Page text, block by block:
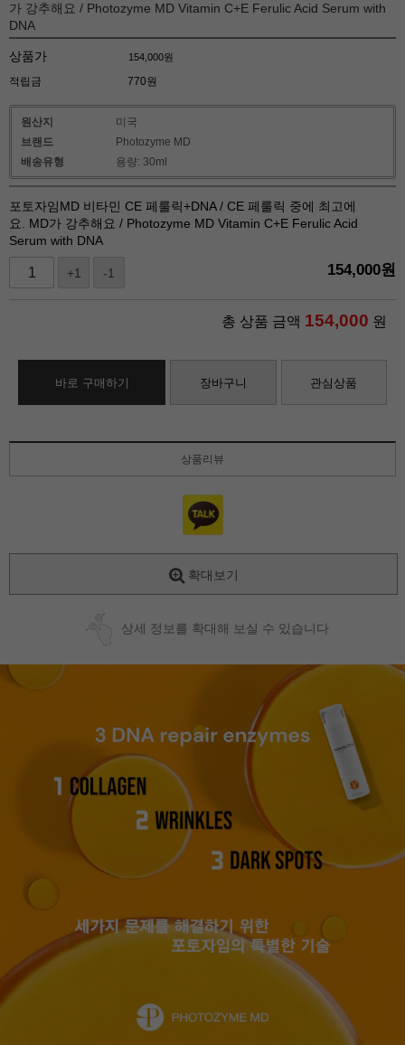
가 강추해요 / Photozyme MD Vitamin C+E Ferulic Acid Serum with
DNA
상품가 154,000원
적립금 770원
원산지
미국
브랜드
Photozyme MD
배송유형
용량: 30ml
포토자임MD 비타민 CE 페룰릭+DNA / CE 페룰릭 중에 최고에
요. MD가 강추해요 / Photozyme MD Vitamin C+E Ferulic Acid
Serum with DNA
+1 -1 154,000원
총 상품 금액 154,000 원
바로 구매하기 장바구니 관심상품
상품리뷰
확대보기
상세 정보를 확대해 보실 수 있습니다